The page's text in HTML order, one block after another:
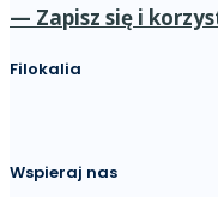
— Zapisz się i
Filokalia
Wspieraj nas